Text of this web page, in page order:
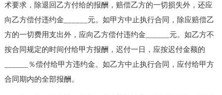
术要求，除退回乙方付给的报酬，赔偿乙方的一切损失外，还应
向乙方偿付违约金______元。如甲方中止执行合同，除应赔偿乙
方的一切费用支出外，应向乙方偿付违约金______元。如乙方不
按合同规定的时间付给甲方报酬，迟付一日，应按迟付金额的
______％偿付给甲方违约金。如乙方中止执行合同，应付给甲方
合同期内的全部报酬。